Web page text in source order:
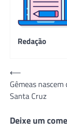
Redação
Navegação
de
Post
⟵
Gêmeas
Santa Cruz
Deixe um